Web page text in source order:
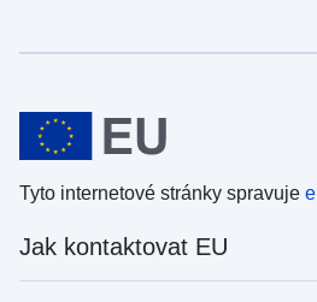
Tyto internetové stránky spravuje
Jak kontaktovat EU